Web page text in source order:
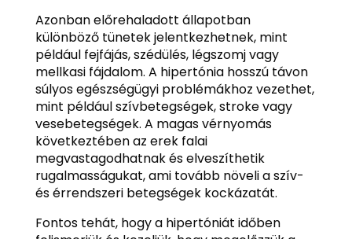
Azonban előrehaladott állapotban
különböző tünetek jelentkezhetnek, mint
például fejfájás, szédülés, légszomj vagy
mellkasi fájdalom. A hipertónia hosszú távon
súlyos egészségügyi problémákhoz vezethet,
mint például szívbetegségek, stroke vagy
vesebetegségek. A magas vérnyomás
következtében az erek falai
megvastagodhatnak és elveszíthetik
rugalmasságukat, ami tovább növeli a szív-
és érrendszeri betegségek kockázatát.
Fontos tehát, hogy a hipertóniát időben